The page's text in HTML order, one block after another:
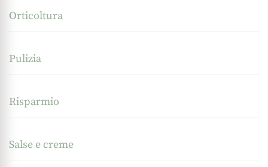
Orticoltura
Pulizia
Risparmio
Salse e creme